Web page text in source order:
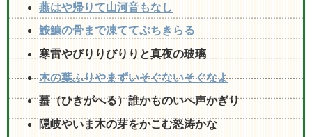
燕はや帰りて山河音もなし
鮟鱇の骨まで凍ててぶちきらる
寒雷やびりりびりりと真夜の玻璃
木の葉ふりやまずいそぐないそぐなよ
蟇（ひきがへる）誰かものいへ声かぎり
隠岐やいま木の芽をかこむ怒涛かな